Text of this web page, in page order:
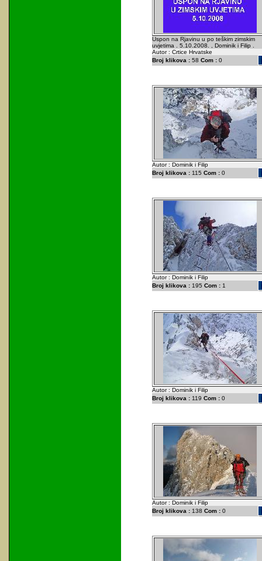
Uspon na Rjavinu u po teškim zimskim
uvjetima . 5.10.2008. , Dominik i Filip .
Autor : Crtice Hrvatske
Broj klikova :58 Com :0
Autor : Dominik i Filip
Broj klikova :115 Com :0
Autor : Dominik i Filip
Broj klikova :195 Com :1
Autor : Dominik i Filip
Broj klikova :119 Com :0
Autor : Dominik i Filip
Broj klikova :138 Com :0